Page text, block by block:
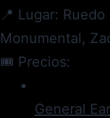
📍 Lugar:
Monumental,
🎟 Precios:
General